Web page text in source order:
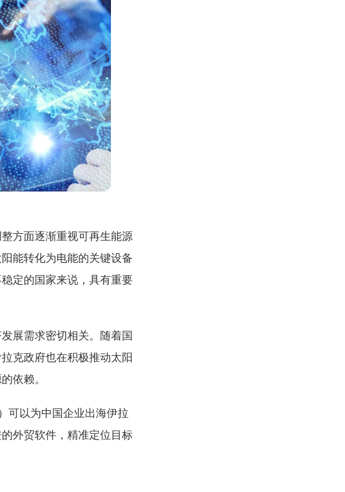
方面逐渐重视可再生能源
能转化为电能的关键设备
定的国家来说，具有重要
展需求密切相关。随着国
克政府也在积极推动太阳
依赖。
）可以为中国企业出海伊拉
外贸软件，精准定位目标